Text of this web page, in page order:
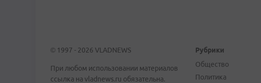
© 1997 - 2026 VLADNEWS
При любом использовании материалов
ссылка на vladnews.ru обязательна.
Рубрики
Общество
Политика